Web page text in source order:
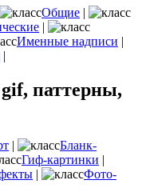
Общие |
|
Именные надписи |
|
паттерны,
|
Бланк-
Гиф-картинки |
|
Фото-